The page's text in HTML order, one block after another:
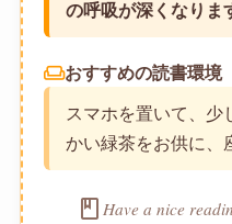
の呼吸が深くなりま
weekendおすすめの読書環境
スマホを置いて、少
かい緑茶をお供に、
book Have a nice